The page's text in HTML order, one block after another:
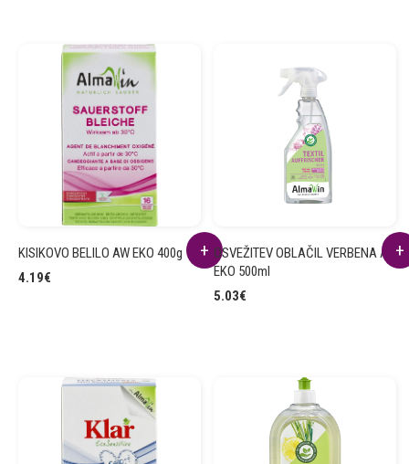
KISIKOVO BELILO AW EKO 400g
4.19€
OSVEŽITEV OBLAČIL VERBENA AW
EKO 500ml
5.03€